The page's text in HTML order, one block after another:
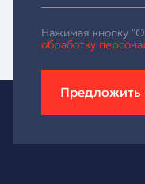
Нажимая кнопку
обработку
Предложить